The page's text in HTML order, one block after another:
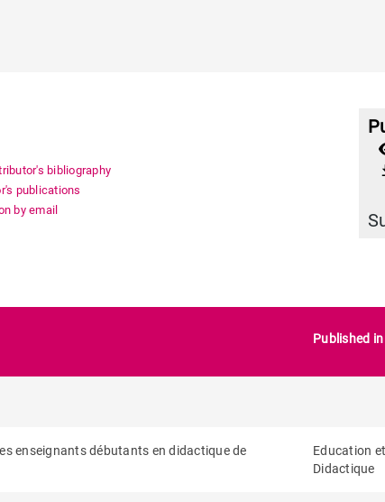
bibliography
publications
by email
Published in
enseignants débutants en didactique de
Education et
Didactique